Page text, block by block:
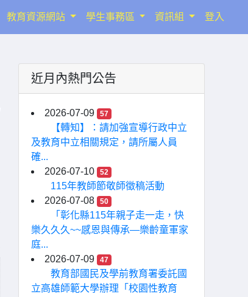
教育資源網站 學生事務區 資訊組 登入
近月內熱門公告
2026-07-09 57
【轉知】：請加強宣導行政中立
及教育中立相關規定，請所屬人員
確...
2026-07-10
52
115年教師節敬師徵稿活動
2026-07-08
50
「彰化縣115年親子走一走，快
樂久久久~~感恩與傳承—樂齡童軍家
庭...
2026-07-09
47
教育部國民及學前教育署委託國
立高雄師範大學辦理「校園性教育